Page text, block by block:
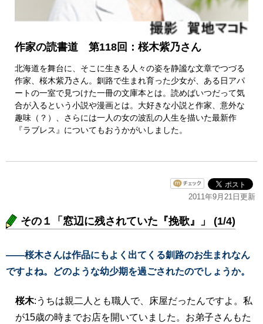
作家の読書道 第118回：桜木紫乃さん
北海道を舞台に、そこに生きる人々の姿を静謐な文章でつづる
作家、桜木紫乃さん。釧路で生まれ育った少女が、ある日アパ
ートの一室で見つけた一冊の文庫本とは。読めばいつだって気
合が入るという小説や漫画とは。大好きな小説と作家、意外な
趣味（？）、さらには一人の女の波乱の人生を描いた最新作
『ラブレス』についてもおうかがいしました。
2011年9月21日更新
その１「窓辺に残されていた『挽歌』」 (1/4)
――桜木さんは作品にもよく出てくる釧路のお生まれなん
ですよね。どのような幼少期を過ごされたのでしょうか。
桜木:うちは親二人とも職人で、床屋だったんですよ。私
が15歳の時までお店を開いていました。お弟子さんもた